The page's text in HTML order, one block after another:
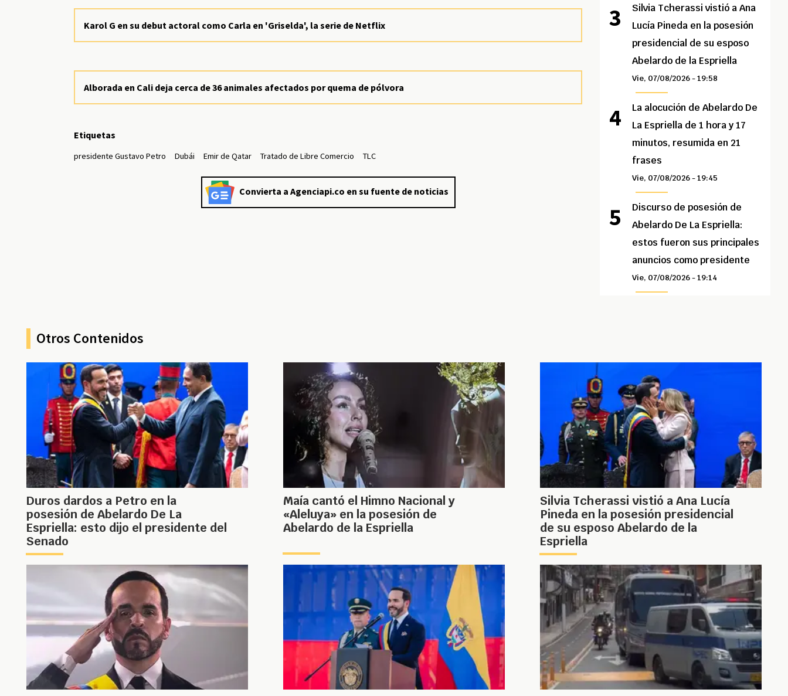
Karol G en su debut actoral como Carla en 'Griselda', la serie de Netflix
Alborada en Cali deja cerca de 36 animales afectados por quema de pólvora
Etiquetas
presidente Gustavo Petro Dubái Emir de Qatar Tratado de Libre Comercio TLC
Convierta a Agenciapi.co en su fuente de noticias
Silvia Tcherassi vistió a Ana
Lucía Pineda en la posesión
presidencial de su esposo
Abelardo de la Espriella
Vie, 07/08/2026 - 19:58
La alocución de Abelardo De
La Espriella de 1 hora y 17
minutos, resumida en 21
frases
Vie, 07/08/2026 - 19:45
Discurso de posesión de
Abelardo De La Espriella:
estos fueron sus principales
anuncios como presidente
Vie, 07/08/2026 - 19:14
Otros Contenidos
Duros dardos a Petro en la
posesión de Abelardo De La
Espriella: esto dijo el presidente del
Senado
Maía cantó el Himno Nacional y
«Aleluya» en la posesión de
Abelardo de la Espriella
Silvia Tcherassi vistió a Ana Lucía
Pineda en la posesión presidencial
de su esposo Abelardo de la
Espriella